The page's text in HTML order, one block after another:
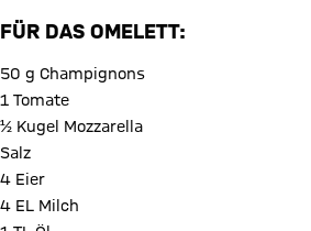
FÜR DAS OMELETT:
50 g Champignons
1 Tomate
½ Kugel Mozzarella
Salz
4 Eier
4 EL Milch